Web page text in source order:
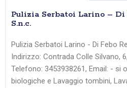
Pulizia Serbatoi Larino –
S.n.c.
Pulizia Serbatoi Larino - Di Febo
Indirizzo: Contrada Colle Silvano,
Telefono: 3453938261, Email: - si
biologiche e Lavaggio tombini,